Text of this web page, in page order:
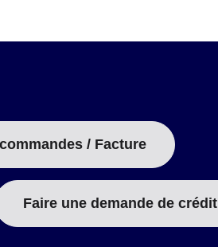
/ Facture
Faire une demande de crédit